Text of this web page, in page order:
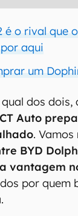
é o rival que
aqui
um
qual dos dois,
CT Auto
. Vamos
BYD
vantagem
por quem